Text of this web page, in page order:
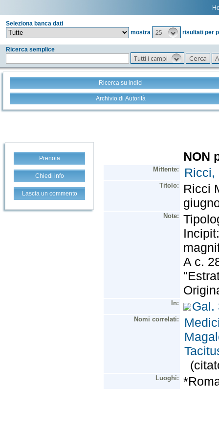
Seleziona banca dati
mostra
25 risultati per
Ricerca semplice
Tutti i campi
Ricerca su indici
Archivio di Autorità
Prenota
Chiedi info
Lascia un commento